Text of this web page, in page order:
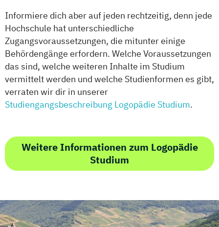
Informiere dich aber auf jeden rechtzeitig, denn jede
Hochschule hat unterschiedliche
Zugangsvoraussetzungen, die mitunter einige
Behördengänge erfordern. Welche Voraussetzungen
das sind, welche weiteren Inhalte im Studium
vermittelt werden und welche Studienformen es gibt,
verraten wir dir in unserer
Studiengangsbeschreibung Logopädie Studium.
Weitere Informationen zum Logopädie
Studium